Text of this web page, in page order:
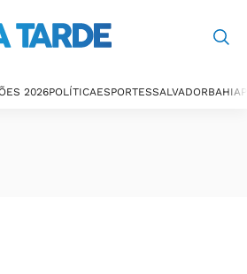
2026POLÍTICAESPORTESSALVADORBAHIA